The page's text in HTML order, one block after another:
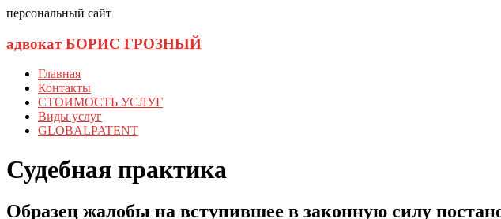
персональный сайт
адвокат БОРИС ГРОЗНЫЙ
Главная
Контакты
СТОИМОСТЬ УСЛУГ
Виды услуг
GLOBALPATENT
Судебная практика
Образец жалобы на вступившее в законную силу